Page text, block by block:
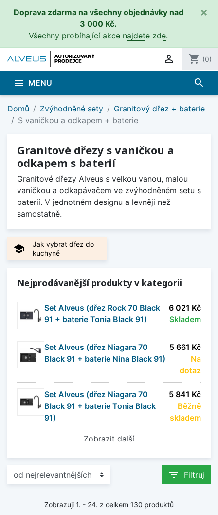
Doprava zdarma na všechny objednávky nad
3 000 Kč.
Všechny probíhající akce najdete zde.
×
 shopping_cart (0)
 MENU search
Domů Zvýhodněné sety
Granitový dřez + baterie
S vaničkou a odkapem + baterie
Granitové dřezy s vaničkou a
odkapem s baterií
Granitové dřezy Alveus s velkou vanou, malou
vaničkou a odkapávačem ve zvýhodněném setu s
baterií. V jednotném designu a levněji než
samostatně.
school
Jak vybrat dřez do
kuchyně
Nejprodávanější produkty v kategorii
Set Alveus (dřez Rock 70 Black
91 + baterie Tonia Black 91)
6 021 Kč
Skladem
Set Alveus (dřez Niagara 70
Black 91 + baterie Nina Black 91)
5 661 Kč
Na
dotaz
Set Alveus (dřez Niagara 70
Black 91 + baterie Tonia Black
91)
5 841 Kč
Běžně
skladem
Zobrazit další
filter_list Filtruj
Zobrazuji 1. - 24. z celkem 130 produktů